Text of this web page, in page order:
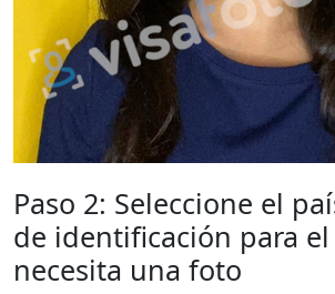
Paso 2: Seleccione el
de identificación para
necesita una foto